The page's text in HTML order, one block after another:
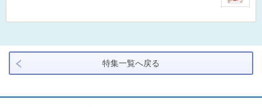
特集一覧へ戻る